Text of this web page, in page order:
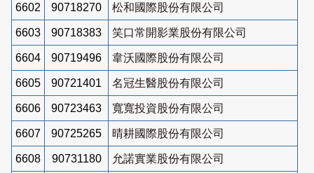
6602 90718270 松和國際股份有限公司
6603 90718383 笑口常開影業股份有限公司
6604 90719496 韋沃國際股份有限公司
6605 90721401 名冠生醫股份有限公司
6606 90723463 寬寬投資股份有限公司
6607 90725265 晴耕國際股份有限公司
6608 90731180 允諾實業股份有限公司